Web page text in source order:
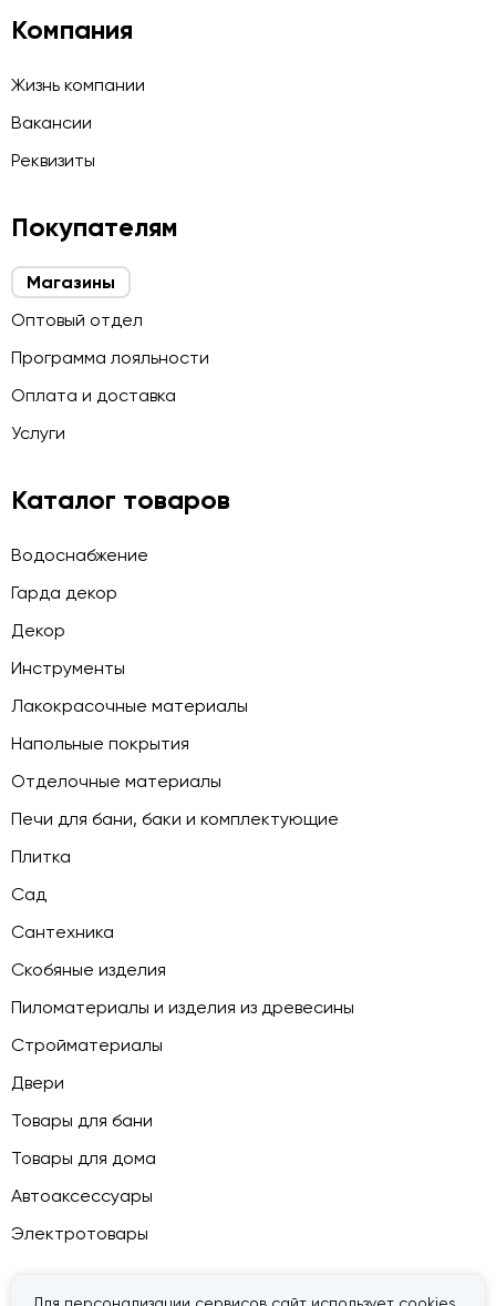
Компания
Жизнь компании
Вакансии
Реквизиты
Покупателям
Магазины
Оптовый отдел
Программа лояльности
Оплата и доставка
Услуги
Каталог товаров
Водоснабжение
Гарда декор
Декор
Инструменты
Лакокрасочные материалы
Напольные покрытия
Отделочные материалы
Печи для бани, баки и комплектующие
Плитка
Сад
Сантехника
Скобяные изделия
Пиломатериалы и изделия из древесины
Стройматериалы
Двери
Товары для бани
Товары для дома
Автоаксессуары
Электротовары